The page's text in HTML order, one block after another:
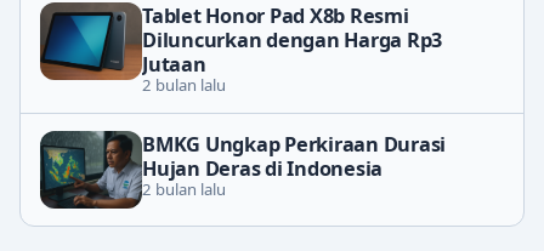
Tablet Honor Pad X8b Resmi
Diluncurkan dengan Harga Rp3
Jutaan
2 bulan lalu
BMKG Ungkap Perkiraan Durasi
Hujan Deras di Indonesia
2 bulan lalu